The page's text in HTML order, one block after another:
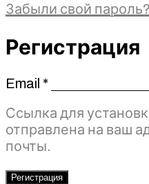
Забыли свой пароль?
Регистрация
Email *Обязательно
Ссылка для
отправлена ​​на ваш
почты.
Регистрация